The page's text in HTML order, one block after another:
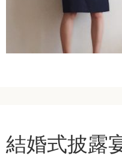
結婚式披露